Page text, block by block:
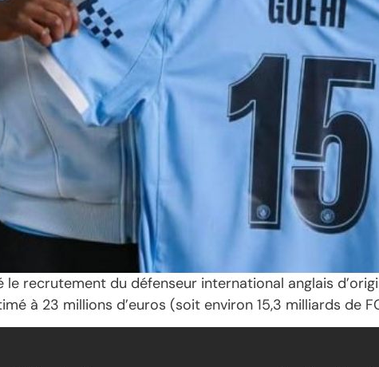
recrutement du défenseur international anglais
à 23 millions d’euros (soit environ 15,3 milliards de